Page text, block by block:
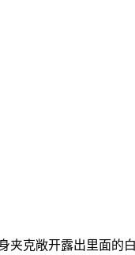
克敞开露出里面